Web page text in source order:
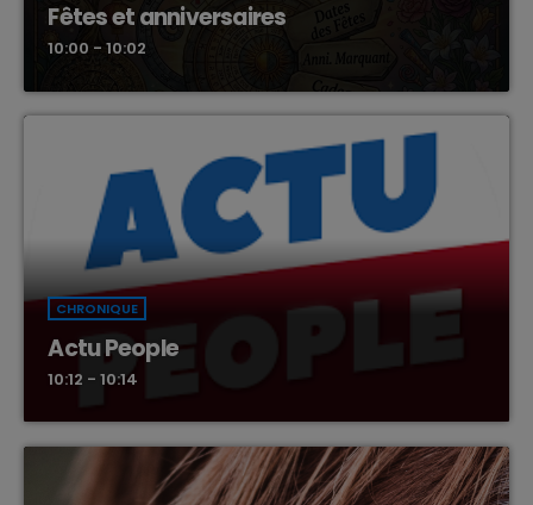
Fêtes et anniversaires
10:00 - 10:02
CHRONIQUE
Actu People
10:12 - 10:14